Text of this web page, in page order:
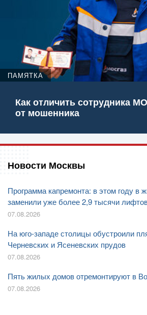
ПАМЯТКА
Как отличить сотрудника
от мошенника
Новости Москвы
Программа капремонта: в этом году в
заменили уже более 2,9 тысячи
07.08.2026
На юго-западе столицы обустроили
Черневских и Ясеневских прудов
07.08.2026
Пять жилых домов отремонтируют в
07.08.2026